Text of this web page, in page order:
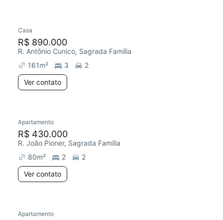
Casa
R$ 890.000
R. Antônio Cunico, Sagrada Família
161m² 3
2
Ver contato
Apartamento
R$ 430.000
R. João Pioner, Sagrada Família
80m² 2
2
Ver contato
Apartamento